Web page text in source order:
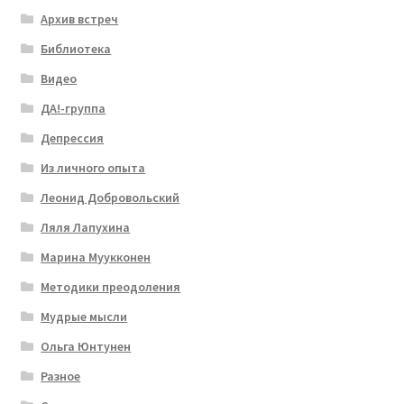
Архив встреч
Библиотека
Видео
ДА!-группа
Депрессия
Из личного опыта
Леонид Добровольский
Ляля Лапухина
Марина Муукконен
Методики преодоления
Мудрые мысли
Ольга Юнтунен
Разное